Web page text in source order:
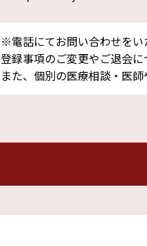
※電話にてお問い合わせをい
登録事項のご変更やご退会
また、個別の医療相談・医